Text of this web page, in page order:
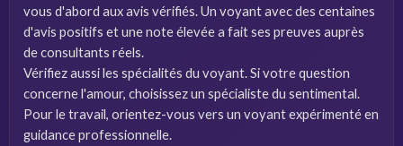
vous d'abord aux avis vérifiés. Un voyant avec des centaines
d'avis positifs et une note élevée a fait ses preuves auprès
de consultants réels.
Vérifiez aussi les spécialités du voyant. Si votre question
concerne l'amour, choisissez un spécialiste du sentimental.
Pour le travail, orientez-vous vers un voyant expérimenté en
guidance professionnelle.